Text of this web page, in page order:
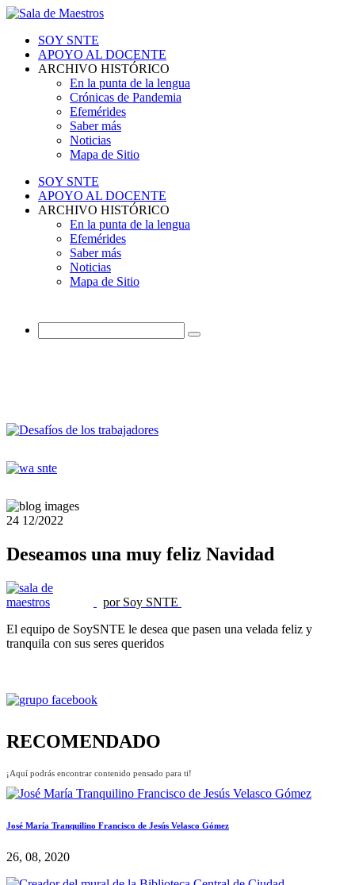
SOY SNTE
APOYO AL DOCENTE
ARCHIVO HISTÓRICO
En la punta de la lengua
Crónicas de Pandemia
Efemérides
Saber más
Noticias
Mapa de Sitio
SOY SNTE
APOYO AL DOCENTE
ARCHIVO HISTÓRICO
En la punta de la lengua
Efemérides
Saber más
Noticias
Mapa de Sitio
24 12/2022
Deseamos una muy feliz Navidad
por Soy SNTE
El equipo de SoySNTE le desea que pasen una velada feliz y
tranquila con sus seres queridos
RECOMENDADO
¡Aquí podrás encontrar contenido pensado para ti!
José María Tranquilino Francisco de Jesús Velasco Gómez
26, 08, 2020